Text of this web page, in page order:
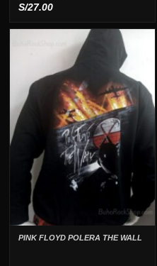
S/27.00
PINK FLOYD POLERA THE WALL